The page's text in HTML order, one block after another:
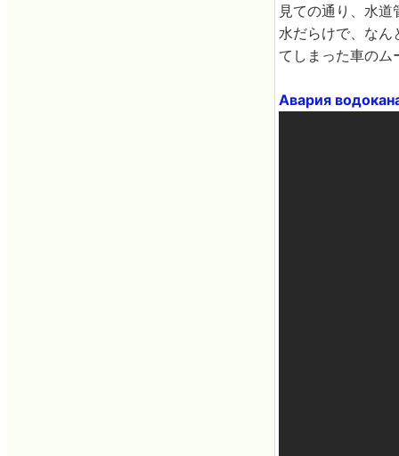
見ての通り、水
水だらけで、な
てしまった車のム
Авария